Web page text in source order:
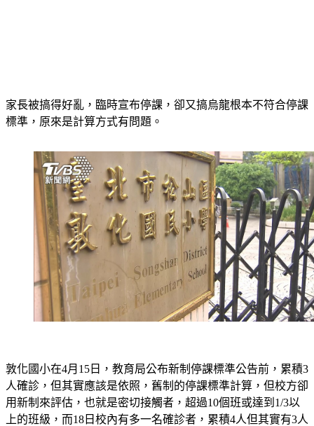
家長被搞得好亂，臨時宣布停課，卻又搞烏龍根本不符合停課
標準，原來是計算方式有問題。
敦化國小在4月15日，教育局公布新制停課標準公告前，累積3
人確診，但其實應該是依照，舊制的停課標準計算，但校方卻
用新制來評估，也就是密切接觸者，超過10個班或達到1/3以
上的班級，而18日校內有多一名確診者，累積4人但其實有3人